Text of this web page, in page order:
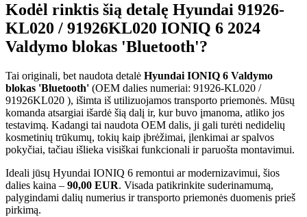
Kodėl rinktis šią detalę Hyundai 91926-
KL020 / 91926KL020 IONIQ 6 2024
Valdymo blokas 'Bluetooth'?
Tai originali, bet naudota detalė Hyundai IONIQ 6 Valdymo
blokas 'Bluetooth' (OEM dalies numeriai: 91926-KL020 /
91926KL020 ), išimta iš utilizuojamos transporto priemonės. Mūsų
komanda atsargiai išardė šią dalį ir, kur buvo įmanoma, atliko jos
testavimą. Kadangi tai naudota OEM dalis, ji gali turėti nedidelių
kosmetinių trūkumų, tokių kaip įbrėžimai, įlenkimai ar spalvos
pokyčiai, tačiau išlieka visiškai funkcionali ir paruošta montavimui.
Ideali jūsų Hyundai IONIQ 6 remontui ar modernizavimui, šios
dalies kaina – 90,00 EUR. Visada patikrinkite suderinamumą,
palygindami dalių numerius ir transporto priemonės duomenis prieš
pirkimą.